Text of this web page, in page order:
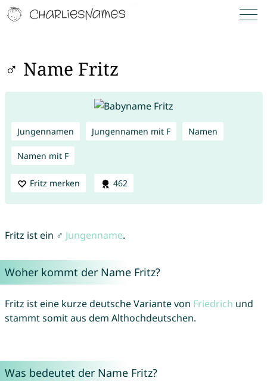
♂ Name Fritz
Jungennamen Jungennamen mit F Namen
Namen mit F
Fritz merken 462
Fritz ist ein ♂ Jungenname.
Woher kommt der Name Fritz?
Fritz ist eine kurze deutsche Variante von Friedrich und
stammt somit aus dem Althochdeutschen.
Was bedeutet der Name Fritz?